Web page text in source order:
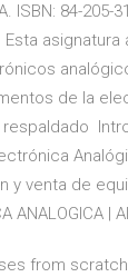
ISBN: 84-
de la
venta de
ANALOGICA |
from